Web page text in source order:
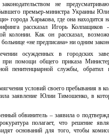
не
премьер-министра Украины
города Харькова, где она находится
рассказал Игорь Колпащиков -
колонии. Как он рассказал,
«не предписана» ни одним
осужденных в городских
при помощи общего приказа
пенитенциарной службы,
условий своего пребывания в
заявление Юлии Тимошенко, в
обвинитель – заявила о
полагает, что решение
оснований для того, чтобы